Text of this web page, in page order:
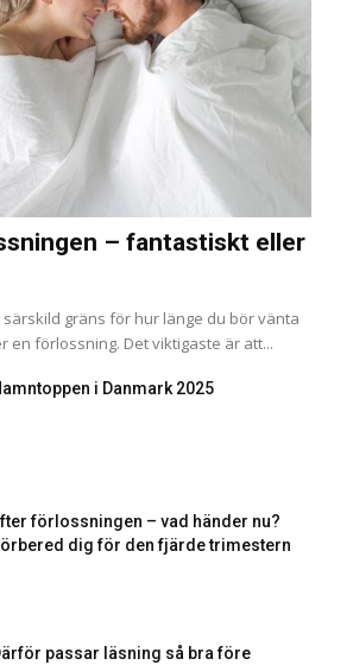
– fantastiskt eller
gräns för hur länge du bör vänta
en förlossning. Det viktigaste är att...
i Danmark 2025
förlossningen – vad händer nu?
dig för den fjärde trimestern
passar läsning så bra före